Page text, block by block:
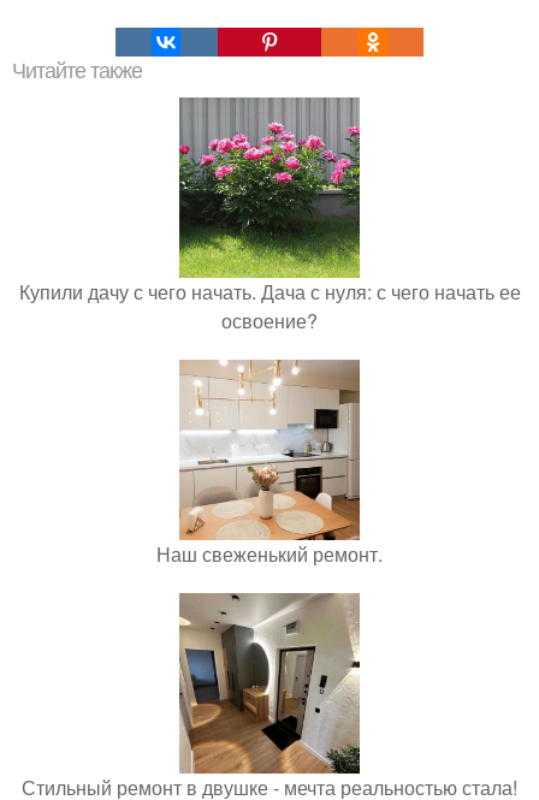
Читайте также
Купили дачу с чего начать. Дача с нуля: с чего начать ее
освоение?
Наш свеженький ремонт.
Стильный ремонт в двушке - мечта реальностью стала!